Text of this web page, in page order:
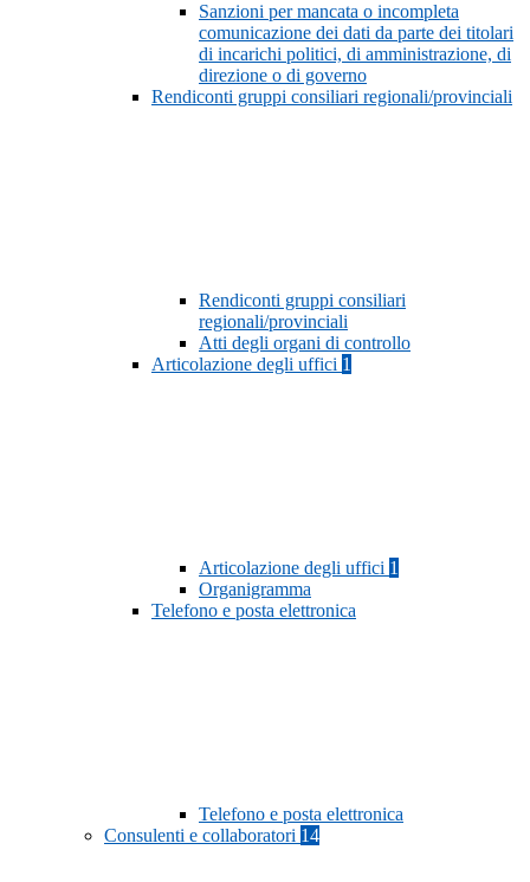
Sanzioni per mancata o incompleta
comunicazione dei dati da parte dei titolari
di incarichi politici, di amministrazione, di
direzione o di governo
Rendiconti gruppi consiliari regionali/provinciali
Rendiconti gruppi consiliari
regionali/provinciali
Atti degli organi di controllo
Articolazione degli uffici 1
Articolazione degli uffici 1
Organigramma
Telefono e posta elettronica
Telefono e posta elettronica
Consulenti e collaboratori 14